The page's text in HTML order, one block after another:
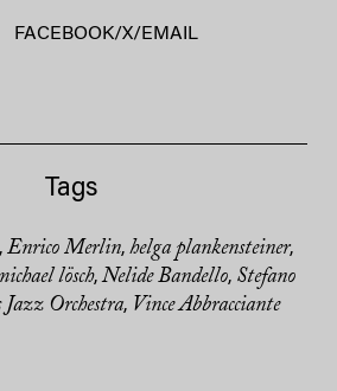
FACEBOOK/X/ EMAIL
Tags
Enrico Merlin, helga plankensteiner,
lösch,Nelide Bandello, Stefano
Jazz Orchestra, Vince Abbracciante